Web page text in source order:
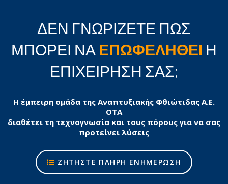
ΔΕΝ ΓΝΩΡΙΖΕΤΕ ΠΩΣ
ΜΠΟΡΕΙ ΝΑ ΕΠΩΦΕΛΗΘΕΙ Η
ΕΠΙΧΕΙΡΗΣΗ ΣΑΣ;
Η έμπειρη ομάδα της Αναπτυξιακής Φθιώτιδας Α.Ε.
ΟΤΑ
διαθέτει τη τεχνογνωσία και τους πόρους για να σας
προτείνει λύσεις
ΖΗΤΗΣΤΕ ΠΛΗΡΗ ΕΝΗΜΕΡΩΣΗ